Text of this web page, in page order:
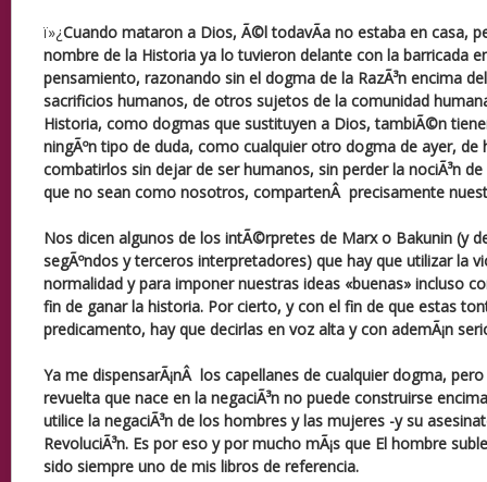
ï»¿Cuando mataron a Dios, Ã©l todavÃ­a no estaba en casa,
nombre de la Historia ya lo tuvieron delante con la barricada
pensamiento, razonando sin el dogma de la RazÃ³n encima
sacrificios humanos, de otros sujetos de la comunidad
Historia, como dogmas que sustituyen a Dios, tambiÃ©n
ningÃºn tipo de duda, como cualquier otro dogma de ayer, de
combatirlos sin dejar de ser humanos, sin perder la nociÃ³n
que no sean como nosotros, compartenÂ precisamente
Nos dicen algunos de los intÃ©rpretes de Marx o Bakunin (y
segÃºndos y terceros interpretadores) que hay que utilizar la
normalidad y para imponer nuestras ideas «buenas» incluso
fin de ganar la historia. Por cierto, y con el fin de que estas
predicamento, hay que decirlas en voz alta y con ademÃ¡n
Ya me dispensarÃ¡nÂ los capellanes de cualquier dogma,
revuelta que nace en la negaciÃ³n no puede construirse
utilice la negaciÃ³n de los hombres y las mujeres -y su
RevoluciÃ³n. Es por eso y por mucho mÃ¡s que El hombre
sido siempre uno de mis libros de referencia.